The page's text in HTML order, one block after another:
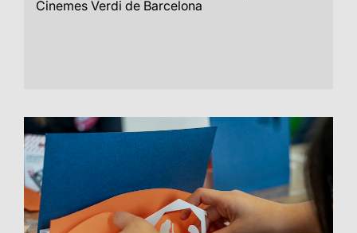
Cinemes Verdi de Barcelona